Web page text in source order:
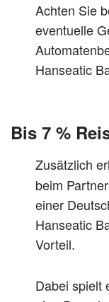
Achten Sie
eventuelle
Hanseatic
Bis 7 %
Zusätzlich
beim
einer
Hanseatic
Vorteil.
Dabei spielt